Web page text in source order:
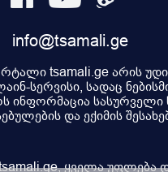
info@tsamali.ge
tsamali.ge არის
სერვისი, სადაც
ინფორმაცია სასურველი
და ექიმის
ყველა უფლება